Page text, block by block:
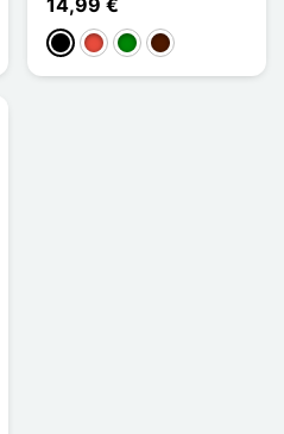
Schwarz
Rot GrünDunkelbraun